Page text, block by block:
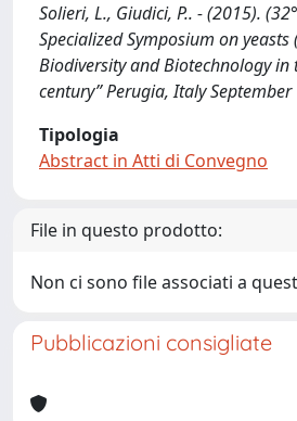
Solieri, L., Giudici, P.. - (2015).
Specialized Symposium on yeasts
Biodiversity and Biotechnology in
century” Perugia, Italy
Tipologia
Abstract in Atti di Convegno
File in questo prodotto:
Non ci sono file associati a
Pubblicazioni consigliate